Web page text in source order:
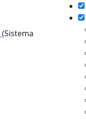
(Sistema